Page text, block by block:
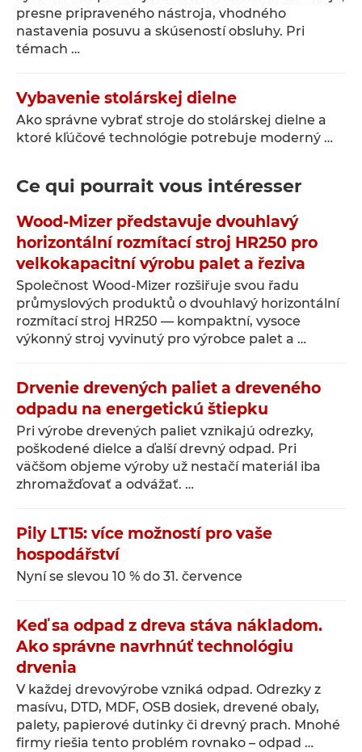
presne pripraveného nástroja, vhodného
nastavenia posuvu a skúseností obsluhy. Pri
témach …
Vybavenie stolárskej dielne
Ako správne vybrať stroje do stolárskej dielne a
ktoré kľúčové technológie potrebuje moderný …
Ce qui pourrait vous intéresser
Wood-Mizer představuje dvouhlavý
horizontální rozmítací stroj HR250 pro
velkokapacitní výrobu palet a řeziva
Společnost Wood-Mizer rozšiřuje svou řadu
průmyslových produktů o dvouhlavý horizontální
rozmítací stroj HR250 — kompaktní, vysoce
výkonný stroj vyvinutý pro výrobce palet a …
Drvenie drevených paliet a dreveného
odpadu na energetickú štiepku
Pri výrobe drevených paliet vznikajú odrezky,
poškodené dielce a ďalší drevný odpad. Pri
väčšom objeme výroby už nestačí materiál iba
zhromažďovať a odvážať. …
Pily LT15: více možností pro vaše
hospodářství
Nyní se slevou 10 % do 31. července
Keď sa odpad z dreva stáva nákladom.
Ako správne navrhnúť technológiu
drvenia
V každej drevovýrobe vzniká odpad. Odrezky z
masívu, DTD, MDF, OSB dosiek, drevené obaly,
palety, papierové dutinky či drevný prach. Mnohé
firmy riešia tento problém rovnako – odpad …